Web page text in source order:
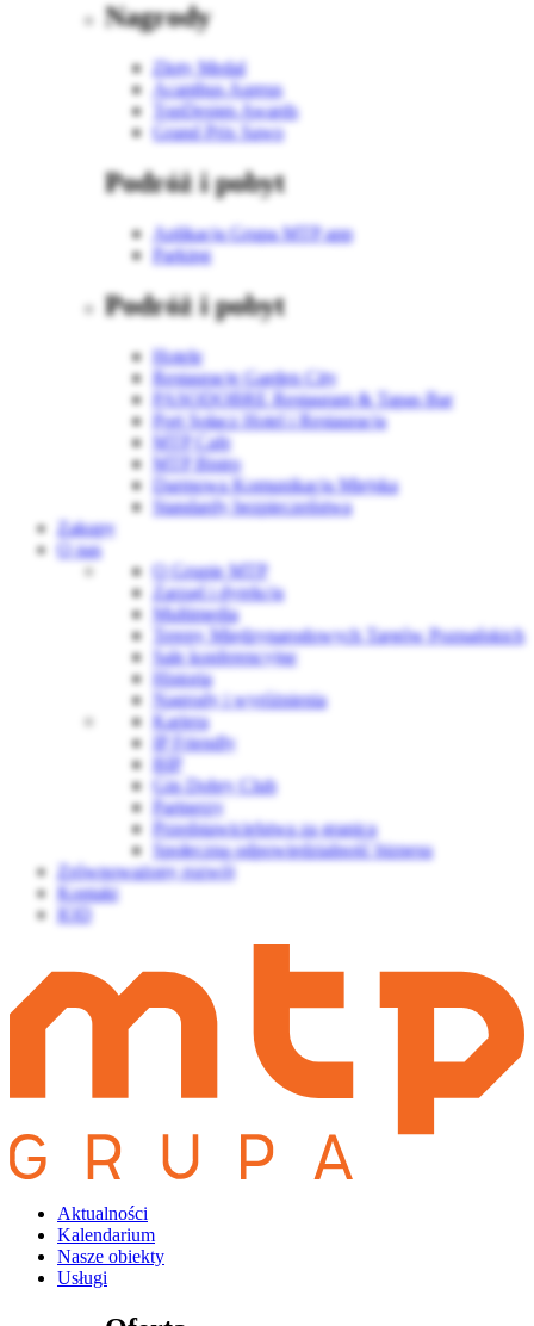
Nagrody
Złoty Medal
Acanthus Aureus
TopDesign Awards
Grand Prix Sawo
Podróż i pobyt
Aplikacja Grupa MTP app
Parking
Podróż i pobyt
Hotele
Restauracje Garden City
PASODOBRE Restaurant & Tapas Bar
Port Sołacz Hotel i Restauracja
MTP Cafe
MTP Bistro
Darmowa Komunikacja Miejska
Standardy bezpieczeństwa
Zakupy
O nas
O Grupie MTP
Zarząd i dyrekcja
Multimedia
Tereny Międzynarodowych Targów Poznańskich
Sale konferencyjne
Historia
Nagrody i wyróżnienia
Kariera
IP Friendly
BIP
Gin Dobry Club
Partnerzy
Przedstawicielstwa za granicą
Społeczna odpowiedzialność biznesu
Zrównoważony rozwój
Kontakt
IOD
Aktualności
Kalendarium
Nasze obiekty
Usługi